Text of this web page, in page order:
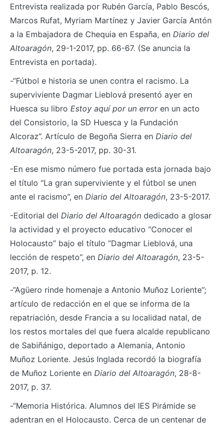
Entrevista realizada por Rubén García, Pablo Bescós,
Marcos Rufat, Myriam Martínez y Javier García Antón
a la Embajadora de Chequia en España, en Diario del
Altoaragón, 29-1-2017, pp. 66-67. (Se anuncia la
Entrevista en portada).
-“Fútbol e historia se unen contra el racismo. La
superviviente Dagmar Lieblová presentó ayer en
Huesca su libro Estoy aquí por un error en un acto
del Consistorio, la SD Huesca y la Fundación
Alcoraz”. Artículo de Begoña Sierra en Diario del
Altoaragón, 23-5-2017, pp. 30-31.
-En ese mismo número fue portada esta jornada bajo
el título “La gran superviviente y el fútbol se unen
ante el racismo”, en Diario del Altoaragón, 23-5-2017.
-Editorial del Diario del Altoaragón dedicado a glosar
la actividad y el proyecto educativo “Conocer el
Holocausto” bajo el título “Dagmar Lieblová, una
lección de respeto”, en Diario del Altoaragón, 23-5-
2017, p. 12.
-“Agüero rinde homenaje a Antonio Muñoz Loriente”;
artículo de redacción en el que se informa de la
repatriación, desde Francia a su localidad natal, de
los restos mortales del que fuera alcalde republicano
de Sabiñánigo, deportado a Alemania, Antonio
Muñoz Loriente. Jesús Inglada recordó la biografía
de Muñoz Loriente en Diario del Altoaragón, 28-8-
2017, p. 37.
-“Memoria Histórica. Alumnos del IES Pirámide se
adentran en el Holocausto. Cerca de un centenar de